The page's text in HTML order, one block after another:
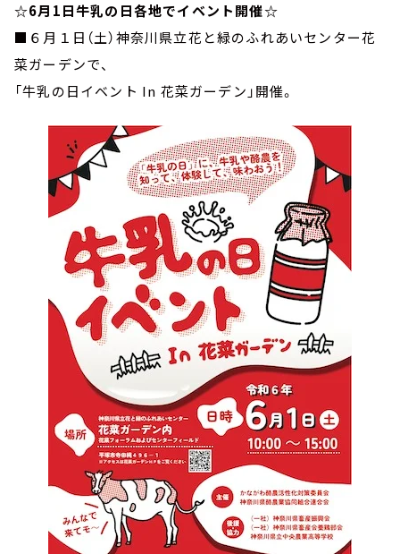
☆6月1日牛乳の日各地でイベント開催☆
■６月１日（土）神奈川県立花と緑のふれあいセンター花
菜ガーデンで、
「牛乳の日イベント In 花菜ガーデン」開催。